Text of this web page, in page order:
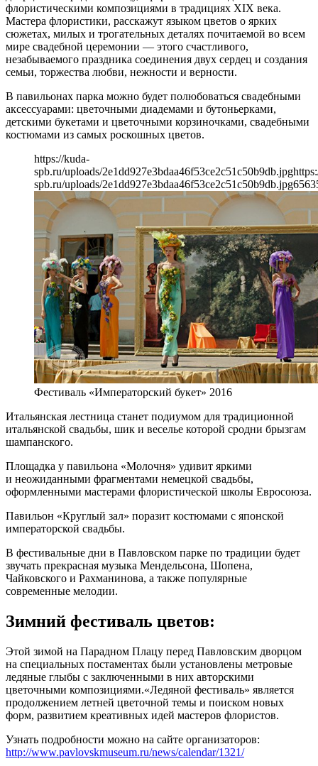
флористическими композициями в традициях XIX века.
Мастера флористики, расскажут языком цветов о ярких
сюжетах, милых и трогательных деталях почитаемой во всем
мире свадебной церемонии — этого счастливого,
незабываемого праздника соединения двух сердец и создания
семьи, торжества любви, нежности и верности.
В павильонах парка можно будет полюбоваться свадебными
аксессуарами: цветочными диадемами и бутоньерками,
детскими букетами и цветочными корзиночками, свадебными
костюмами из самых роскошных цветов.
https://kuda-
spb.ru/uploads/2e1dd927e3bdaa46f53ce2c51c50b9db.jpg
spb.ru/uploads/2e1dd927e3bdaa46f53ce2c51c50b9db.jpg656
Фестиваль «Императорский букет» 2016
Итальянская лестница станет подиумом для традиционной
итальянской свадьбы, шик и веселье которой сродни брызгам
шампанского.
Площадка у павильона «Молочня» удивит яркими
и неожиданными фрагментами немецкой свадьбы,
оформленными мастерами флористической школы Евросоюза.
Павильон «Круглый зал» поразит костюмами с японской
императорской свадьбы.
В фестивальные дни в Павловском парке по традиции будет
звучать прекрасная музыка Мендельсона, Шопена,
Чайковского и Рахманинова, а также популярные
современные мелодии.
Зимний фестиваль цветов:
Этой зимой на Парадном Плацу перед Павловским дворцом
на специальных постаментах были установлены метровые
ледяные глыбы с заключенными в них авторскими
цветочными композициями.«Ледяной фестиваль» является
продолжением летней цветочной темы и поиском новых
форм, развитием креативных идей мастеров флористов.
Узнать подробности можно на сайте организаторов:
http://www.pavlovskmuseum.ru/news/calendar/1321/